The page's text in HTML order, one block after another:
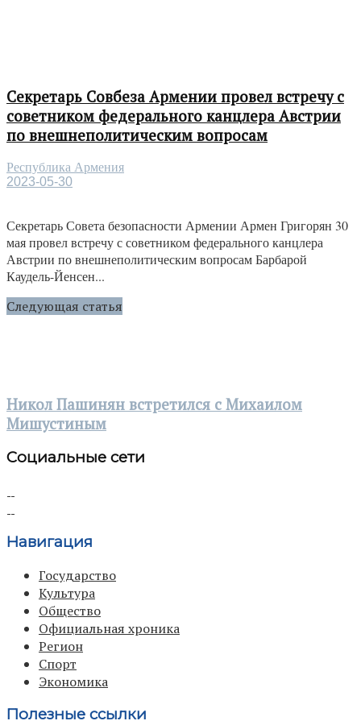
Секретарь Совбеза Армении провел встречу с
советником федерального канцлера Австрии
по внешнеполитическим вопросам
Республика Армения
2023-05-30
Секретарь Совета безопасности Армении Армен Григорян 30
мая провел встречу с советником федерального канцлера
Австрии по внешнеполитическим вопросам Барбарой
Каудель-Йенсен...
Следующая статья
Никол Пашинян встретился с Михаилом
Мишустиным
Социальные сети
Навигация
Государство
Культура
Общество
Официальная хроника
Регион
Спорт
Экономика
Полезные ссылки